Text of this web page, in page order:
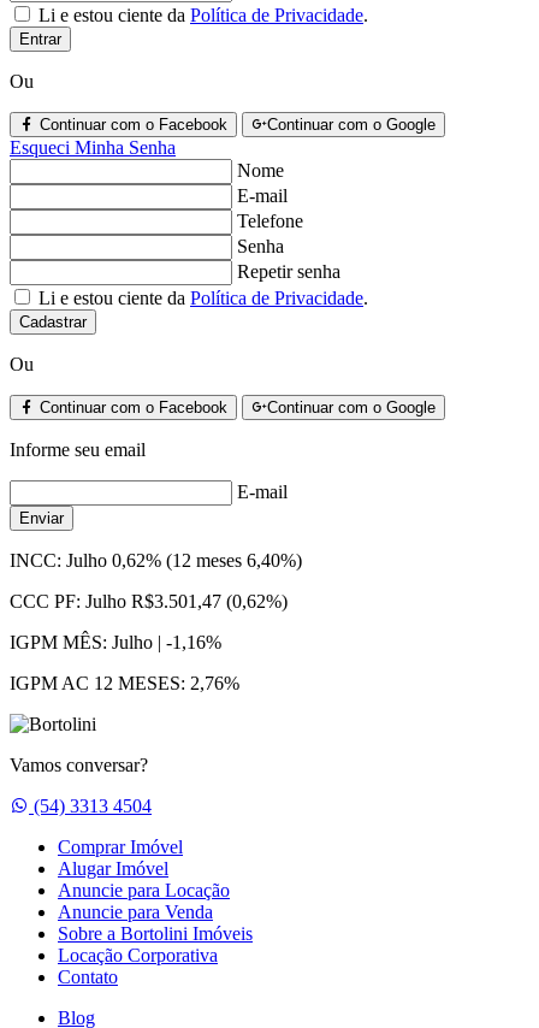
Li e estou ciente da Política de Privacidade.
Entrar
Ou
Continuar com o Facebook Continuar com o Google
Esqueci Minha Senha
Nome
E-mail
Telefone
Senha
Repetir senha
Li e estou ciente da Política de Privacidade.
Cadastrar
Ou
Continuar com o Facebook Continuar com o Google
Informe seu email
E-mail
Enviar
INCC: Julho 0,62% (12 meses 6,40%)
CCC PF: Julho R$3.501,47 (0,62%)
IGPM MÊS: Julho | -1,16%
IGPM AC 12 MESES: 2,76%
Vamos conversar?
Whatsapp
(54) 3313 4504
Comprar Imóvel
Alugar Imóvel
Anuncie para Locação
Anuncie para Venda
Sobre a Bortolini Imóveis
Locação Corporativa
Contato
Blog